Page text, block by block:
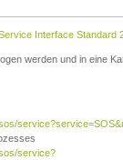
Interface Standard
werden und in eine
service?